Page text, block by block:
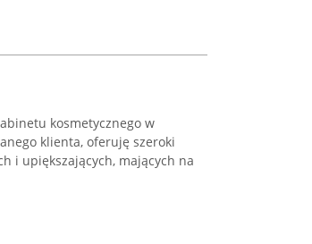
kosmetycznego w
klienta, oferuję szeroki
i upiększających, mających na